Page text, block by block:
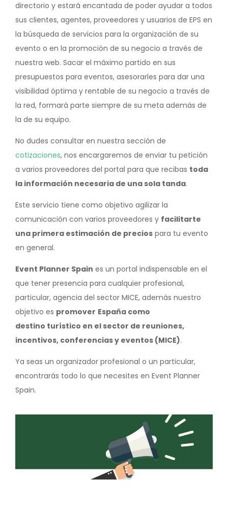
directorio y estará encantada de poder ayudar a todos
sus clientes, agentes, proveedores y usuarios de EPS en
la búsqueda de servicios para la organización de su
evento o en la promoción de su negocio a través de
nuestra web. Sacar el máximo partido en sus
presupuestos para eventos, asesorarles para dar una
visibilidad óptima y rentable de su negocio a través de
la red, formará parte siempre de su meta además de
la de su equipo.
No dudes consultar en nuestra sección de
cotizaciones, nos encargaremos de enviar tu petición
a varios proveedores del portal para que recibas toda
la información necesaria de una sola tanda.
Este servicio tiene como objetivo agilizar la
comunicación con varios proveedores y facilitarte
una primera estimación de precios para tu evento
en general.
Event Planner Spain es un portal indispensable en el
que tener presencia para cualquier profesional,
particular, agencia del sector MICE, además nuestro
objetivo es promover España como
destino turístico en el sector de reuniones,
incentivos, conferencias y eventos (MICE).
Ya seas un organizador profesional o un particular,
encontrarás todo lo que necesites en Event Planner
Spain.